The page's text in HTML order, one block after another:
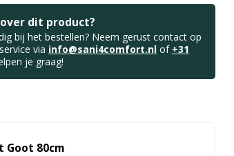
dit product?
bij het bestellen? Neem gerust contact op
via info@sani4comfort.nl of +31
je graag!
Goot 80cm